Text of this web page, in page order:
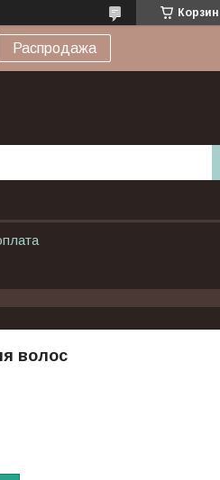
Распродажа
волос